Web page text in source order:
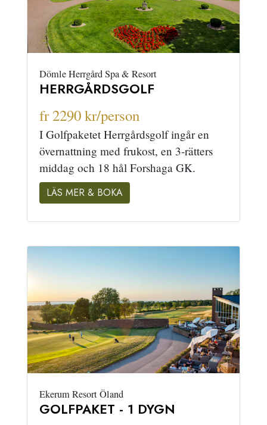
Dömle Herrgård Spa & Resort
HERRGÅRDSGOLF
fr 2290 kr/person
I Golfpaketet Herrgårdsgolf ingår en
övernattning med frukost, en 3-rätters
middag och 18 hål Forshaga GK.
LÄS MER & BOKA
Ekerum Resort Öland
GOLFPAKET - 1 DYGN